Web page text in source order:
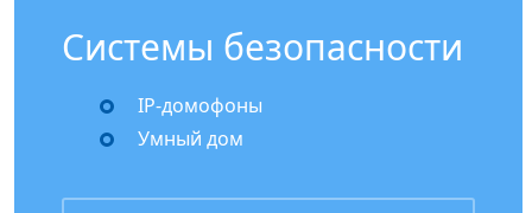
Системы безопасности
IP-домофоны
Умный дом